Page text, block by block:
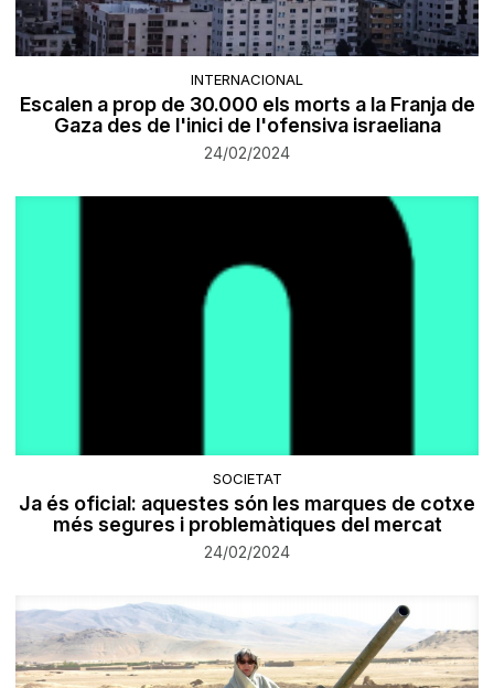
INTERNACIONAL
Escalen a prop de 30.000 els morts a la Franja de
Gaza des de l'inici de l'ofensiva israeliana
24/02/2024
SOCIETAT
Ja és oficial: aquestes són les marques de cotxe
més segures i problemàtiques del mercat
24/02/2024